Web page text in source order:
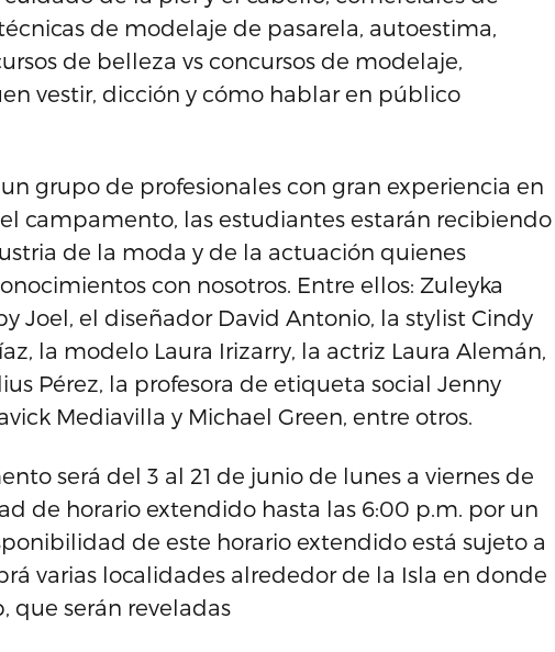
de modelaje de pasarela, autoestima,
de belleza vs concursos de modelaje,
vestir, dicción y cómo hablar en público
grupo de profesionales con gran experiencia en
campamento, las estudiantes estarán recibiendo
de la moda y de la actuación quienes
con nosotros. Entre ellos: Zuleyka
Joel, el diseñador David Antonio, la stylist Cindy
la modelo Laura Irizarry, la actriz Laura Alemán,
Pérez, la profesora de etiqueta social Jenny
Mediavilla y Michael Green, entre otros.
será del 3 al 21 de junio de lunes a viernes de
de horario extendido hasta las 6:00 p.m. por un
de este horario extendido está sujeto a
varias localidades alrededor de la Isla en donde
que serán reveladas